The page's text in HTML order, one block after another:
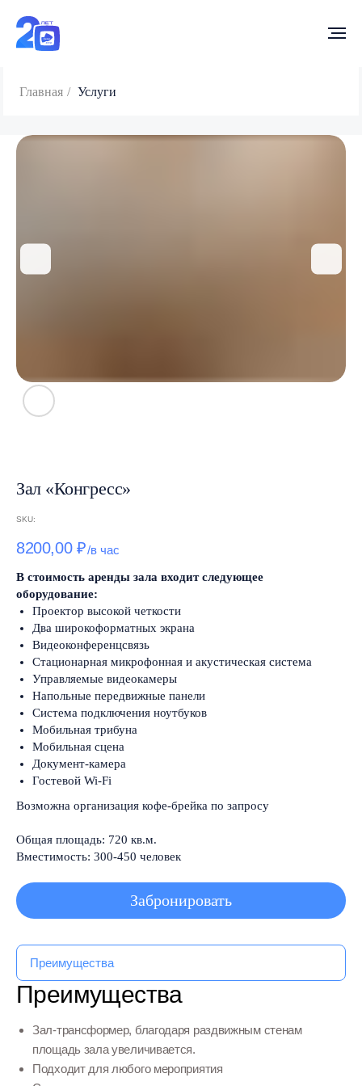
Главная / Услуги
Зал «Конгресс»
SKU:
8200,00 ₽
В стоимость аренды зала входит следующее
оборудование:
Проектор высокой четкости
Два широкоформатных экрана
Видеоконференцсвязь
Стационарная микрофонная и акустическая система
Управляемые видеокамеры
Напольные передвижные панели
Система подключения ноутбуков
Мобильная трибуна
Мобильная сцена
Документ-камера
Гостевой Wi-Fi
Возможна организация кофе-брейка по запросу
Общая площадь: 720 кв.м.
Вместимость: 300-450 человек
Забронировать
Преимущества
Преимущества
Зал-трансформер, благодаря раздвижным стенам
площадь зала увеличивается.
Подходит для любого мероприятия